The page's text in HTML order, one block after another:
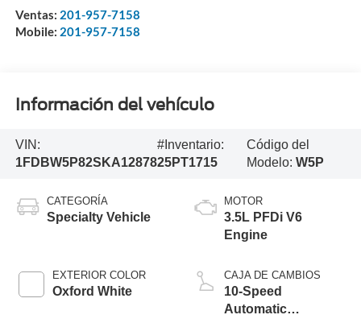
Ventas: 201-957-7158
Mobile: 201-957-7158
Información del vehículo
VIN:
1FDBW5P82SKA12878
#Inventario:
25PT1715
Código del
Modelo:W5P
CATEGORÍA
Specialty Vehicle
EXTERIOR COLOR
Oxford White
MOTOR
3.5L PFDi V6
Engine
CAJA DE CAMBIOS
10-Speed
Automatic